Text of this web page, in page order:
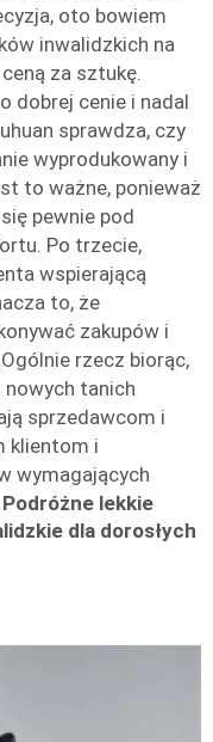
oto bowiem
inwalidzkich na
za sztukę.
dobrej cenie i nadal
sprawdza, czy
wyprodukowany i
to ważne, ponieważ
pewnie pod
Po trzecie,
wspierającą
to, że
zakupów i
rzecz biorąc,
nowych tanich
sprzedawcom i
klientom i
wymagających
Podróżne lekkie
dla dorosłych